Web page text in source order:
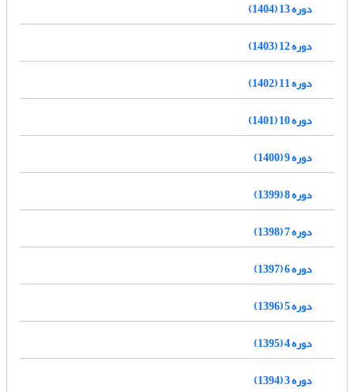
دوره 13 (1404)
دوره 12 (1403)
دوره 11 (1402)
دوره 10 (1401)
دوره 9 (1400)
دوره 8 (1399)
دوره 7 (1398)
دوره 6 (1397)
دوره 5 (1396)
دوره 4 (1395)
دوره 3 (1394)